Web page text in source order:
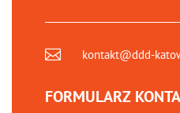
 kontakt@ddd-
FORMULARZ